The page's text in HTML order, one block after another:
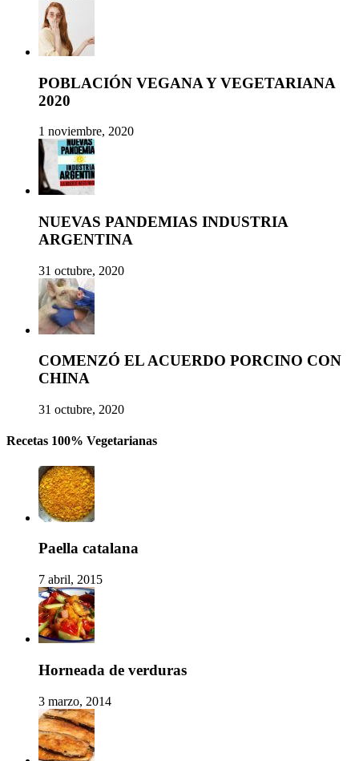
POBLACIÓN VEGANA Y VEGETARIANA
2020
1 noviembre, 2020
NUEVAS PANDEMIAS INDUSTRIA
ARGENTINA
31 octubre, 2020
COMENZÓ EL ACUERDO PORCINO CON
CHINA
31 octubre, 2020
Recetas 100% Vegetarianas
Paella catalana
7 abril, 2015
Horneada de verduras
3 marzo, 2014